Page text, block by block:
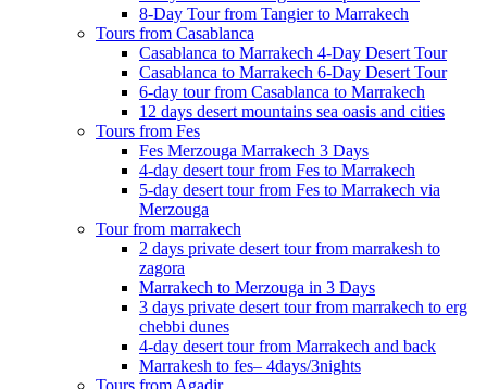
8-Day Tour from Tangier to Marrakech
Tours from Casablanca
Casablanca to Marrakech 4-Day Desert Tour
Casablanca to Marrakech 6-Day Desert Tour
6-day tour from Casablanca to Marrakech
12 days desert mountains sea oasis and cities
Tours from Fes
Fes Merzouga Marrakech 3 Days
4-day desert tour from Fes to Marrakech
5-day desert tour from Fes to Marrakech via
Merzouga
Tour from marrakech
2 days private desert tour from marrakesh to
zagora
Marrakech to Merzouga in 3 Days
3 days private desert tour from marrakech to erg
chebbi dunes
4-day desert tour from Marrakech and back
Marrakesh to fes– 4days/3nights
Tours from Agadir